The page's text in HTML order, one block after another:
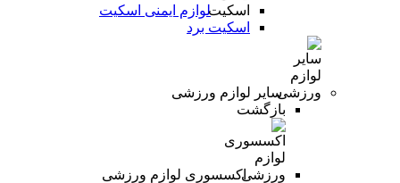
لوازم ایمنی اسکیت
اسکیت برد
سایر لوازم ورزشی
بازگشت
اکسسوری لوازم ورزشی